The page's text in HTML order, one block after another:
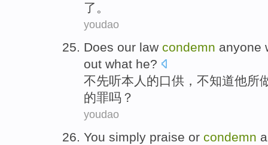
了。
youdao
Does our law condemn anyone
out what he?
不先听本人的口供 ，不知道他所
的罪吗？
youdao
You simply praise or condemn